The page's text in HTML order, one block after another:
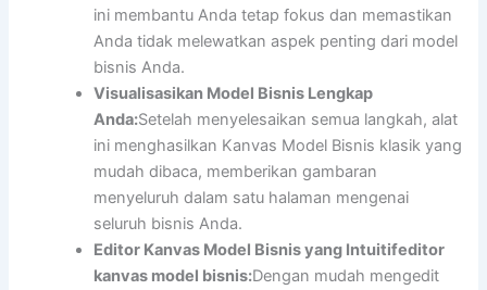
ini membantu Anda tetap fokus dan memastikan
Anda tidak melewatkan aspek penting dari model
bisnis Anda.
Visualisasikan Model Bisnis Lengkap
Anda:Setelah menyelesaikan semua langkah, alat
ini menghasilkan Kanvas Model Bisnis klasik yang
mudah dibaca, memberikan gambaran
menyeluruh dalam satu halaman mengenai
seluruh bisnis Anda.
Editor Kanvas Model Bisnis yang Intuitifeditor
kanvas model bisnis:Dengan mudah mengedit